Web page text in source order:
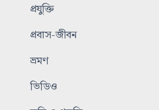
প্রযুক্তি
প্রবাস-জীবন
ভ্রমণ
ভিডিও